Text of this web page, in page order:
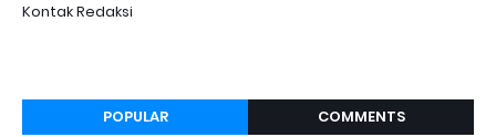
Kontak Redaksi
POPULAR COMMENTS